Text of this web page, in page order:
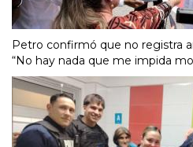
Petro confirmó que no registra
“No hay nada que me impida